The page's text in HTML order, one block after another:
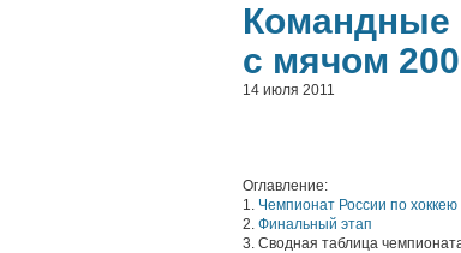
Командные
с мячом
14 июля 2011
Оглавление:
1. Чемпионат России по
2. Финальный этап
3. Сводная таблица